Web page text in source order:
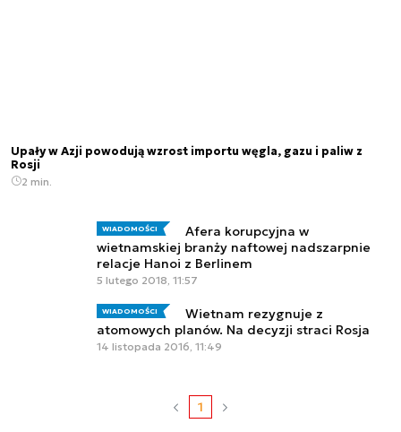
Upały w Azji powodują wzrost importu węgla, gazu i paliw z
Rosji
2 min.
WIADOMOŚCI
Afera korupcyjna w
wietnamskiej branży naftowej nadszarpnie
relacje Hanoi z Berlinem
5 lutego 2018, 11:57
WIADOMOŚCI
Wietnam rezygnuje z
atomowych planów. Na decyzji straci Rosja
14 listopada 2016, 11:49
1